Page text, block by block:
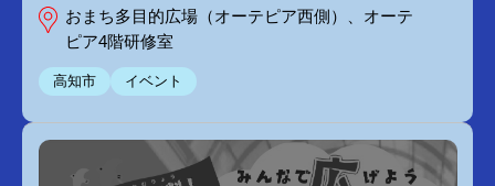
おまち多目的広場（オーテピア西側）、オーテ
ピア4階研修室
高知市 イベント